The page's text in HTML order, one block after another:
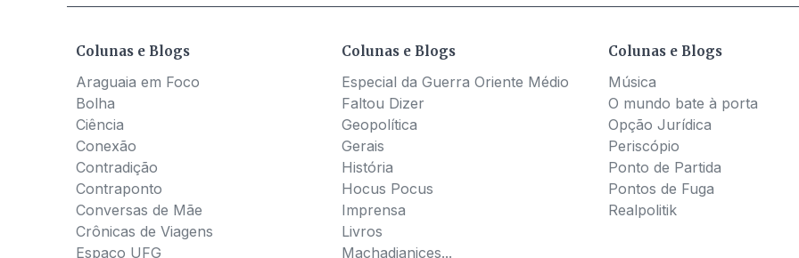
Colunas e Blogs
Araguaia em Foco
Bolha
Ciência
Conexão
Contradição
Contraponto
Conversas de Mãe
Crônicas de Viagens
Espaço UFG
Colunas e Blogs
Especial da Guerra Oriente Médio
Faltou Dizer
Geopolítica
Gerais
História
Hocus Pocus
Imprensa
Livros
Machadianices...
Colunas e Blogs
Música
O mundo bate à porta
Opção Jurídica
Periscópio
Ponto de Partida
Pontos de Fuga
Realpolitik